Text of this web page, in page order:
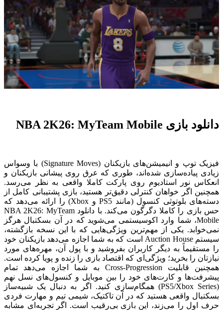
دانلود بازی NBA 2K26: MyTeam Mobile
فیزیک توپ و انیمیشن‌های بازیکنان (Signature Moves) با وسواس
زیادی پیاده‌سازی شده‌اند، طوری که عرق روی پیشانی بازیکنان و
انعکاس نور استادیوم روی پارکت کاملا واقعی به نظر می‌رسد.
همچنین اگر خواهان کنترلی دقیق‌تر هستید، بازی پشتیبانی کامل از
دسته‌های بلوتوثی کنسول (مانند PS5 و Xbox) را ارائه می‌دهد که
حس بازی را کاملا دگرگون می‌کند. با دانلود NBA 2K26: MyTeam
Mobile، شما وارد اکوسیستمی می‌شوید که در آن بسکتبال هرگز
نمی‌خوابد. یکی از مهم‌ترین ویژگی‌هایی که با این نسخه بازگشته،
سیستم Auction House است که به شما اجازه می‌دهد بازیکنان خود
را مستقیماً به دیگر کاربران بفروشید و با پول آن، مهره‌های مورد
نیازتان را بخرید؛ ویژگی‌ای که اقتصاد بازی را زنده و پویا کرده است.
همچنین قابلیت Cross-Progression به شما اجازه می‌دهد تمام
پیشرفت‌ها و کارت‌های خود را بین موبایل و کنسول‌های نسل نهم
(PS5/Xbox Series) همگام‌سازی کنید. اگر به دنبال یک شبیه‌ساز
بسکتبال واقعی هستید که در آن تاکتیک، شیمی تیم و مهارت فردی
حرف اول را می‌زند، این بازی بی‌رقیب است. اگر تجربه‌ای مشابه